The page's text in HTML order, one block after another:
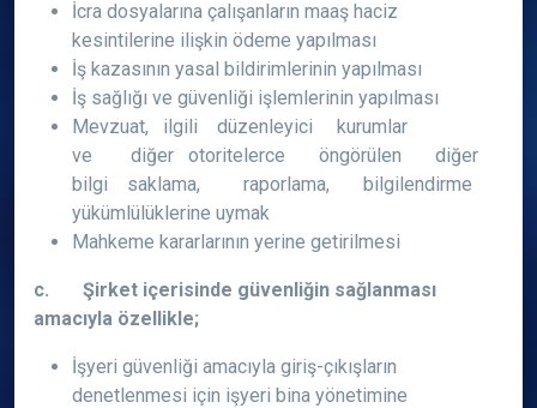
İcra dosyalarına çalışanların maaş haciz
kesintilerine ilişkin ödeme yapılması
İş kazasının yasal bildirimlerinin yapılması
İş sağlığı ve güvenliği işlemlerinin yapılması
Mevzuat, ilgili düzenleyici kurumlar
ve diğer otoritelerce öngörülen diğer
bilgi saklama, raporlama, bilgilendirme
yükümlülüklerine uymak
Mahkeme kararlarının yerine getirilmesi
c. Şirket içerisinde güvenliğin sağlanması
amacıyla özellikle;
İşyeri güvenliği amacıyla giriş-çıkışların
denetlenmesi için işyeri bina yönetimine